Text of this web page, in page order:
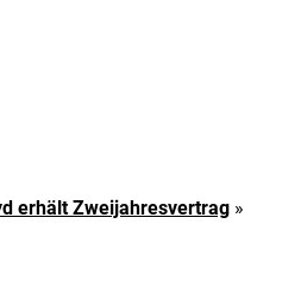
erhält Zweijahresvertrag »